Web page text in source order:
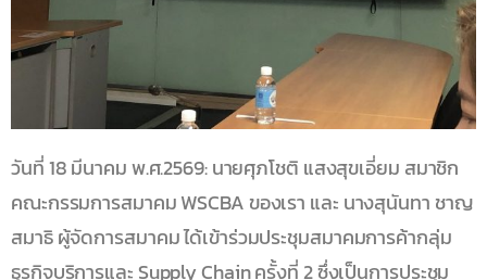
วันที่ 18 มีนาคม พ.ศ.2569: นายศุภโชติ แสงสุขเอี่ยม สมาชิก
คณะกรรมการสมาคม WSCBA ของเรา และ นางสุนันทา ชาญ
สมาธิ ผู้จัดการสมาคม ได้เข้าร่วมประชุมสมาคมการค้ากลุ่ม
ธุรกิจบริการและ Supply Chain ครั้งที่ 2 ซึ่งเป็นการประชุม